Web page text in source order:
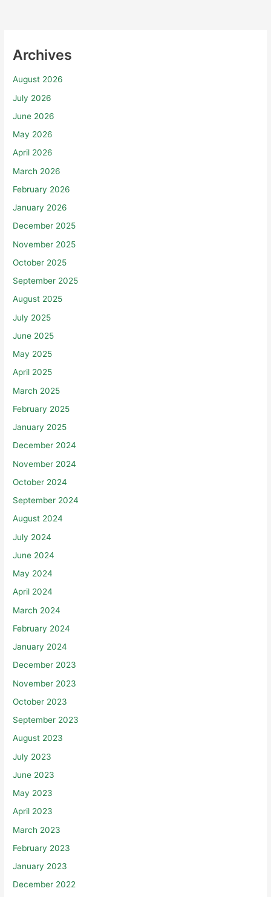
Archives
August 2026
July 2026
June 2026
May 2026
April 2026
March 2026
February 2026
January 2026
December 2025
November 2025
October 2025
September 2025
August 2025
July 2025
June 2025
May 2025
April 2025
March 2025
February 2025
January 2025
December 2024
November 2024
October 2024
September 2024
August 2024
July 2024
June 2024
May 2024
April 2024
March 2024
February 2024
January 2024
December 2023
November 2023
October 2023
September 2023
August 2023
July 2023
June 2023
May 2023
April 2023
March 2023
February 2023
January 2023
December 2022